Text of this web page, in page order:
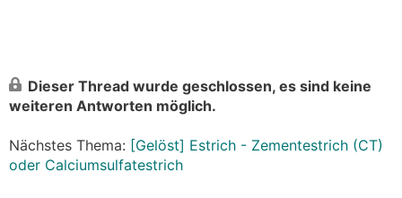
Dieser Thread wurde geschlossen, es sind keine
weiteren Antworten möglich.
Nächstes Thema: [Gelöst] Estrich - Zementestrich (CT)
oder Calciumsulfatestrich